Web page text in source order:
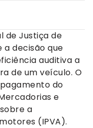
de Justiça de
a decisão que
auditiva a
de um veículo. O
do
e
a
(IPVA).